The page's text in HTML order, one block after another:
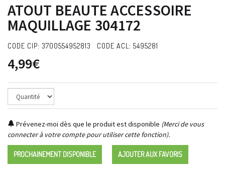
ATOUT BEAUTE ACCESSOIRE
MAQUILLAGE 304172
CODE CIP: 3700554952813 CODE ACL: 5495281
4,99€
Prévenez-moi dès que le produit est disponible (Merci de vous
connecter à votre compte pour utiliser cette fonction).
PROCHAINEMENT DISPONIBLE AJOUTER AUX FAVORIS